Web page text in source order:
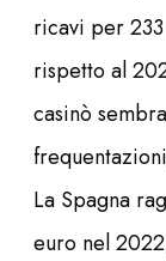
ricavi per
rispetto al
casinò
La Spagna
euro nel